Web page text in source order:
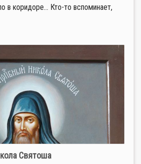
в коридоре… Кто-то вспоминает,
Святоша